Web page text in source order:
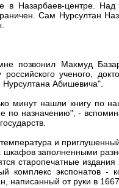
в Назарбаев-центре.
Сам Нурсултан
позвонил Махмуд
ученого,
Абишевича".
минут нашли книгу по
по назначению", -
и
заполненными
старопечатные
комплекс экспонатов -
написанный от руки в